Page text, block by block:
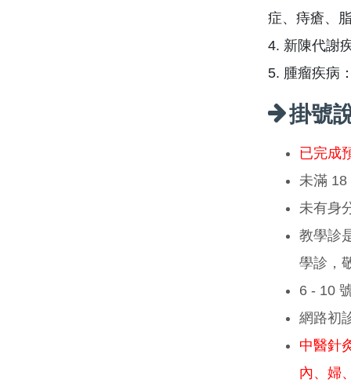
症、痔瘡、
4. 新陳代謝
5. 腫瘤疾病
掛號
已完成
未滿 18
未有身
教學診
學診，
6 - 10
網路初
中醫針
內、婦